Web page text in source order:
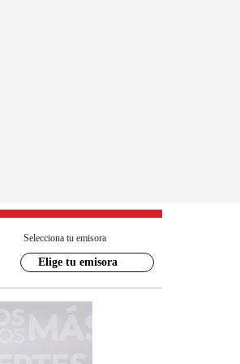
Selecciona tu emisora
Elige tu emisora